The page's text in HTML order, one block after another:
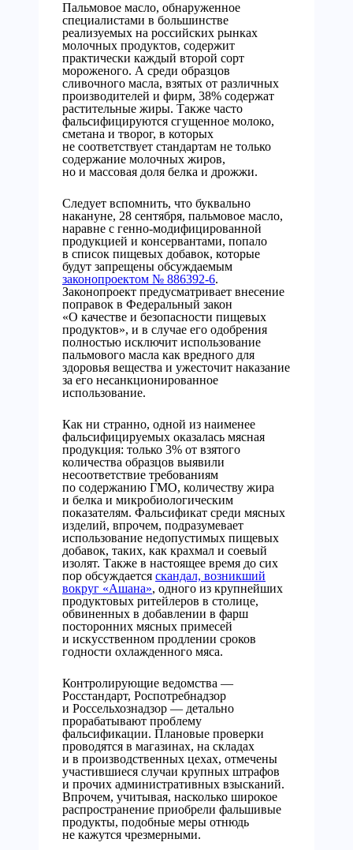
Пальмовое масло, обнаруженное
специалистами в большинстве
реализуемых на российских рынках
молочных продуктов, содержит
практически каждый второй сорт
мороженого. А среди образцов
сливочного масла, взятых от различных
производителей и фирм, 38% содержат
растительные жиры. Также часто
фальсифицируются сгущенное молоко,
сметана и творог, в которых
не соответствует стандартам не только
содержание молочных жиров,
но и массовая доля белка и дрожжи.
Следует вспомнить, что буквально
накануне, 28 сентября, пальмовое масло,
наравне с генно-модифицированной
продукцией и консервантами, попало
в список пищевых добавок, которые
будут запрещены обсуждаемым
законопроектом № 886392-6.
Законопроект предусматривает внесение
поправок в Федеральный закон
«О качестве и безопасности пищевых
продуктов», и в случае его одобрения
полностью исключит использование
пальмового масла как вредного для
здоровья вещества и ужесточит наказание
за его несанкционированное
использование.
Как ни странно, одной из наименее
фальсифицируемых оказалась мясная
продукция: только 3% от взятого
количества образцов выявили
несоответствие требованиям
по содержанию ГМО, количеству жира
и белка и микробиологическим
показателям. Фальсификат среди мясных
изделий, впрочем, подразумевает
использование недопустимых пищевых
добавок, таких, как крахмал и соевый
изолят. Также в настоящее время до сих
пор обсуждается скандал, возникший
вокруг «Ашана», одного из крупнейших
продуктовых ритейлеров в столице,
обвиненных в добавлении в фарш
посторонних мясных примесей
и искусственном продлении сроков
годности охлажденного мяса.
Контролирующие ведомства —
Росстандарт, Роспотребнадзор
и Россельхознадзор — детально
прорабатывают проблему
фальсификации. Плановые проверки
проводятся в магазинах, на складах
и в производственных цехах, отмечены
участившиеся случаи крупных штрафов
и прочих административных взысканий.
Впрочем, учитывая, насколько широкое
распространение приобрели фальшивые
продукты, подобные меры отнюдь
не кажутся чрезмерными.